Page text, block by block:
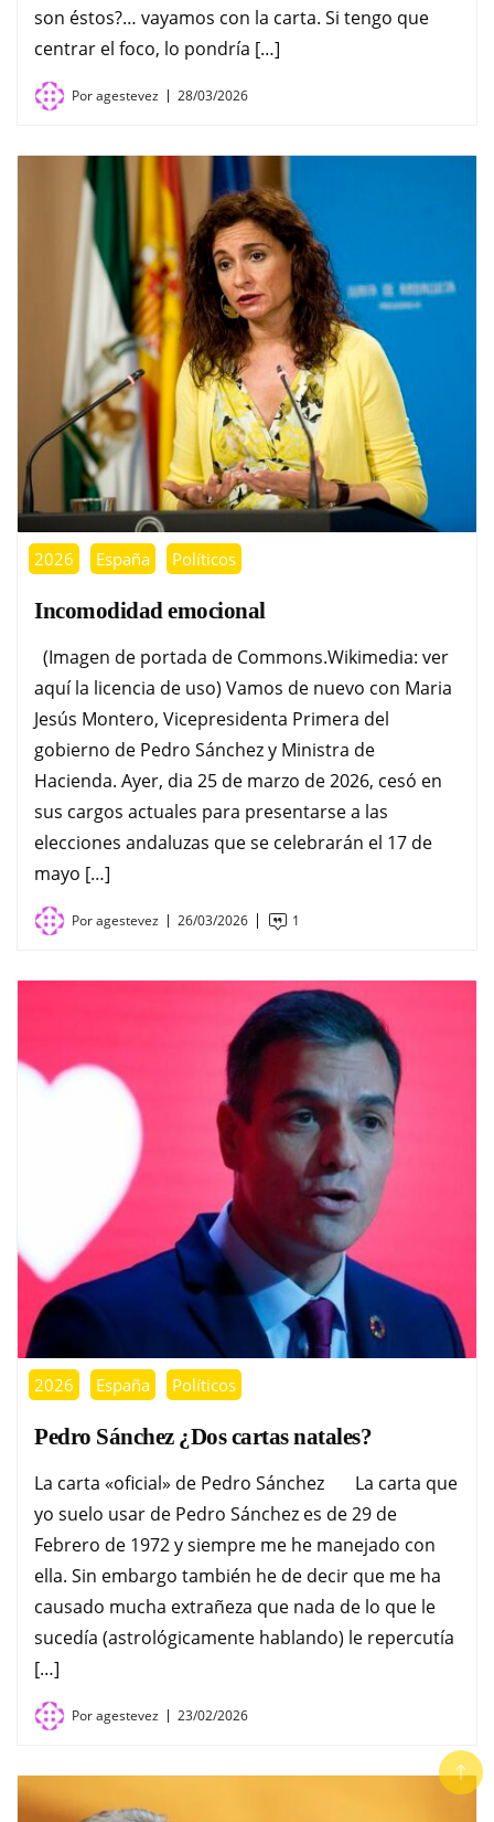
son éstos?… vayamos con la carta. Si tengo que
centrar el foco, lo pondría […]
Poragestevez 28/03/2026
2026 España Políticos
Incomodidad emocional
(Imagen de portada de Commons.Wikimedia: ver
aquí la licencia de uso) Vamos de nuevo con Maria
Jesús Montero, Vicepresidenta Primera del
gobierno de Pedro Sánchez y Ministra de
Hacienda. Ayer, dia 25 de marzo de 2026, cesó en
sus cargos actuales para presentarse a las
elecciones andaluzas que se celebrarán el 17 de
mayo […]
Poragestevez 26/03/2026 1
2026 España Políticos
Pedro Sánchez ¿Dos cartas natales?
La carta «oficial» de Pedro Sánchez La carta que
yo suelo usar de Pedro Sánchez es de 29 de
Febrero de 1972 y siempre me he manejado con
ella. Sin embargo también he de decir que me ha
causado mucha extrañeza que nada de lo que le
sucedía (astrológicamente hablando) le repercutía
[…]
Poragestevez 23/02/2026